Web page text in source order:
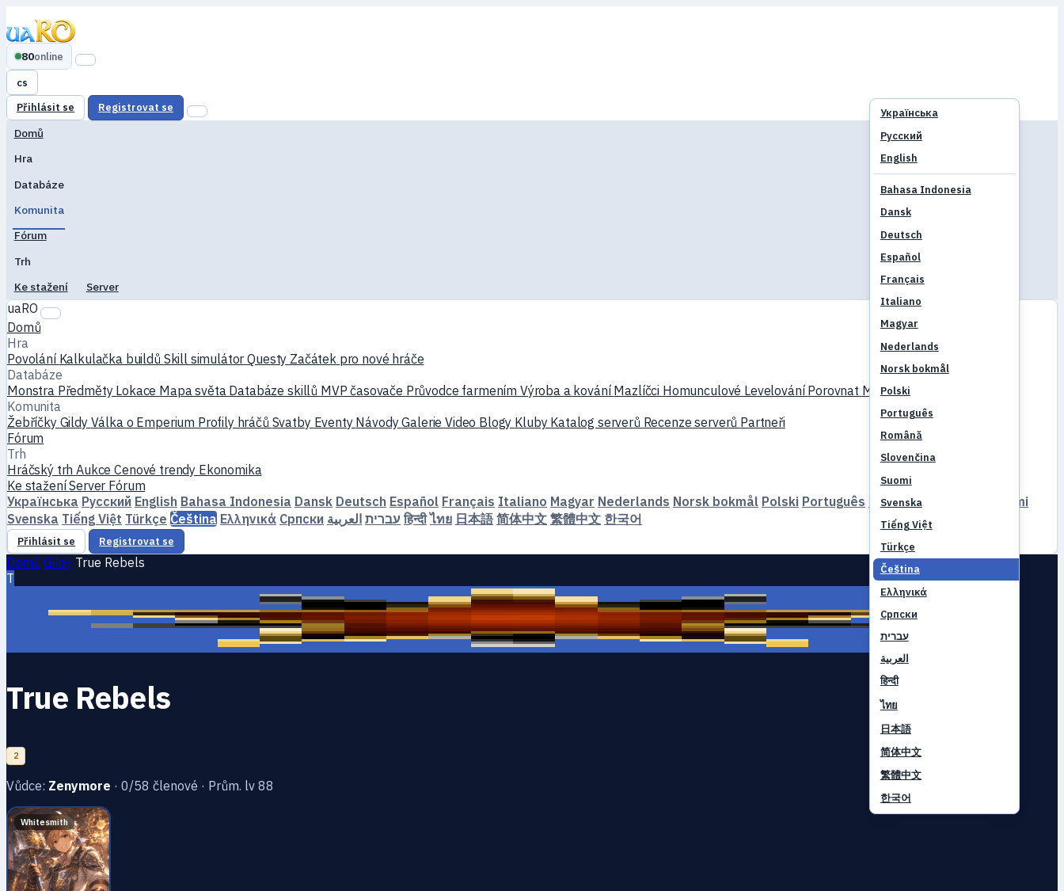
80online
cs
Українська
Русский
English
Bahasa Indonesia
Dansk
Deutsch
Español
Français
Italiano
Magyar
Nederlands
Norsk bokmål
Polski
Português
Română
Slovenčina
Suomi
Svenska
Tiếng Việt
Türkçe
Čeština
Ελληνικά
Српски
עברית
العربية
हिन्दी
ไทย
日本語
简体中文
繁體中文
한국어
Přihlásit se Registrovat se
Domů
Hra
Databáze
Komunita
Fórum
Trh
Ke stažení
Server
uaRO
Domů
Hra
Povolání Kalkulačka buildů Skill simulátorQuesty Začátek pro nové hráče
Databáze
Monstra Předměty Lokace Mapa světa Databáze skillů MVP časovače Průvodce farmením Výroba a kování Mazlíčci Homunculové Levelování Porovnat Mechaniky
Komunita
Žebříčky Gildy Válka o Emperium Profily hráčů Svatby Eventy NávodyGalerieVideo Blogy Kluby Katalog serverů Recenze serverů Partneři
Fórum
Trh
Hráčský trhAukceCenové trendy Ekonomika
Ke staženíServer Fórum
Українська Русский English Bahasa Indonesia Dansk Deutsch Español Français Italiano Magyar Nederlands Norsk bokmål Polski Português Română Slovenčina
Suomi
Svenska Tiếng Việt Türkçe Čeština Ελληνικά Српски עברית العربية हिन्दी ไทย 日本語 简体中文 繁體中文 한국어
Přihlásit se Registrovat se
Domů Gildy True Rebels
T
True Rebels
2
Vůdce: Zenymоre · 0/58 členové · Prům. lv 88
Whitesmith